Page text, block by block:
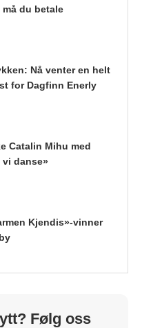
må du betale
Nå venter en helt
for Dagfinn Enerly
Catalin Mihu med
vi danse»
Kjendis»-vinner
Følg oss